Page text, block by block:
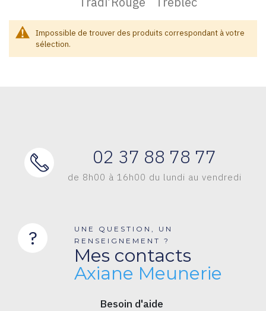
Impossible de trouver des produits correspondant à votre
sélection.
02 37 88 78 77
de 8h00 à 16h00 du lundi au vendredi
?
UNE QUESTION, UN
RENSEIGNEMENT ?
Mes contacts
Axiane Meunerie
Besoin d'aide